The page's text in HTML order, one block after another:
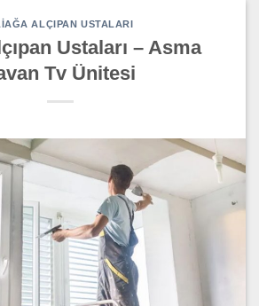
ALÇIPAN USTALARI
Ustaları – Asma
Tv Ünitesi